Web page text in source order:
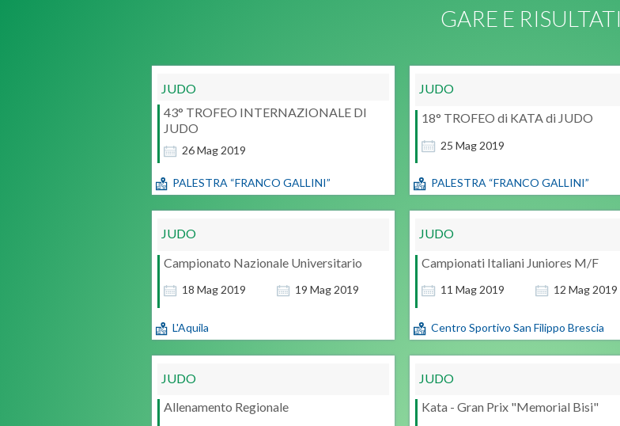
GARE E RISULTATI
JUDO
26Mag 2019
43° TROFEO INTERNAZIONALE DI
JUDO
PALESTRA “FRANCO GALLINI”
JUDO
25 Mag 2019
18° TROFEO di KATA di JUDO
PALESTRA “FRANCO GALLINI”
JUDO
18 Mag 2019 19 Mag 2019
Campionato Nazionale Universitario
L'Aquila
JUDO
11 Mag 2019 12 Mag 2019
Campionati Italiani Juniores M/F
Centro Sportivo San Filippo Brescia
JUDO
Allenamento Regionale
JUDO
Kata - Gran Prix "Memorial Bisi"